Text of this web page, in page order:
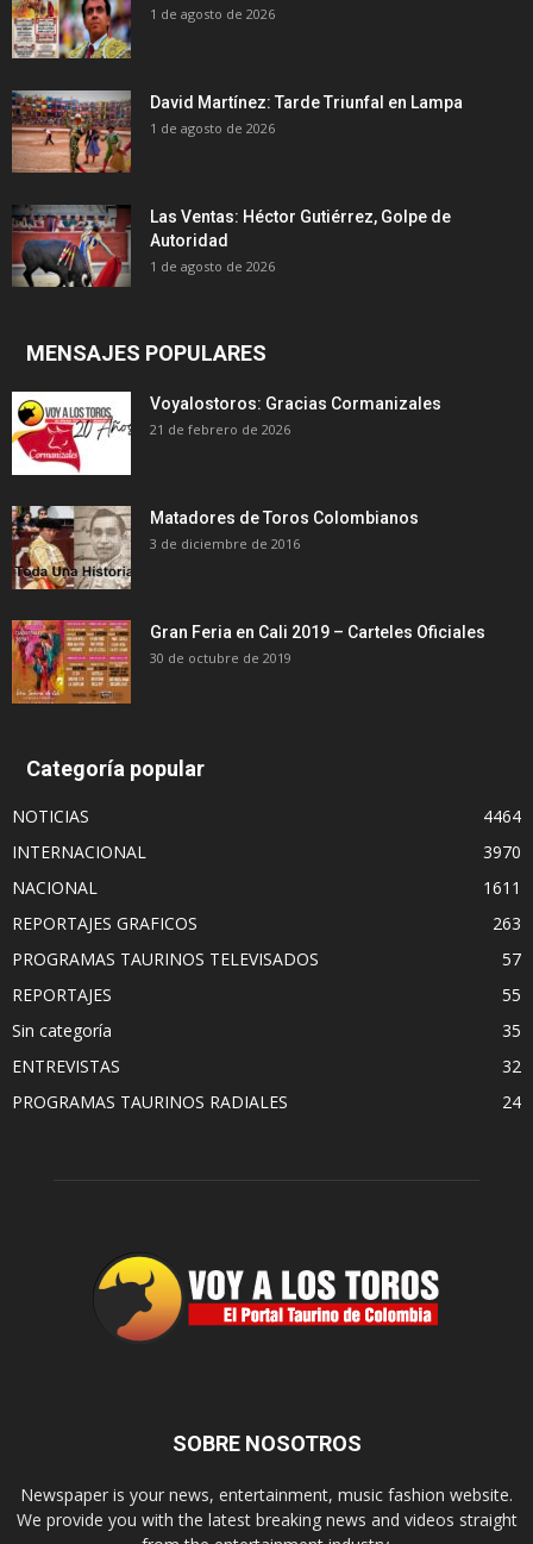
1 de agosto de 2026
David Martínez: Tarde Triunfal en Lampa
1 de agosto de 2026
Las Ventas: Héctor Gutiérrez, Golpe de
Autoridad
1 de agosto de 2026
MENSAJES POPULARES
Voyalostoros: Gracias Cormanizales
21 de febrero de 2026
Matadores de Toros Colombianos
3 de diciembre de 2016
Gran Feria en Cali 2019 – Carteles Oficiales
30 de octubre de 2019
Categoría popular
NOTICIAS
4464
INTERNACIONAL
3970
NACIONAL
1611
REPORTAJES GRAFICOS
263
PROGRAMAS TAURINOS TELEVISADOS
57
REPORTAJES
55
Sin categoría
35
ENTREVISTAS
32
PROGRAMAS TAURINOS RADIALES
24
SOBRE NOSOTROS
Newspaper is your news, entertainment, music fashion website.
We provide you with the latest breaking news and videos straight